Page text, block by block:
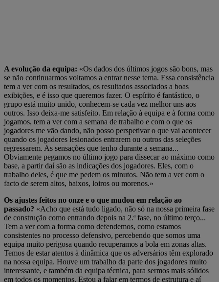
A evolução da equipa: «Os dados dos últimos jogos são bons, mas
se não continuarmos voltamos a entrar nesse tema. Essa consistência
tem a ver com os resultados, os resultados associados a boas
exibições, e é isso que queremos fazer. O espírito é fantástico, o
grupo está muito unido, conhecem-se cada vez melhor uns aos
outros. Isso deixa-me satisfeito. Em relação à equipa e à forma como
jogamos, tem a ver com a semana de trabalho e com o que os
jogadores me vão dando, não posso perspetivar o que vai acontecer
quando os jogadores lesionados entrarem ou outros das seleções
regressarem. As sensações que tenho durante a semana...
Obviamente pegamos no último jogo para dissecar ao máximo como
base, a partir daí são as indicações dos jogadores. Eles, com o
trabalho deles, é que me pedem os minutos. Não tem a ver com o
facto de serem altos, baixos, loiros ou morenos.»
Os ajustes feitos no onze e o que mudou em relação ao
passado? «Acho que está tudo ligado, não só na nossa primeira fase
de construção como entrando depois na 2.ª fase, no último terço...
Tem a ver com a forma como defendemos, como estamos
consistentes no processo defensivo, percebendo que somos uma
equipa muito perigosa quando recuperamos a bola em zonas altas.
Temos de estar atentos à dinâmica que os adversários têm explorado
na nossa equipa. Houve um trabalho da parte dos jogadores muito
interessante, e também da equipa técnica, para sermos mais sólidos
em todos os momentos. Estou a falar em termos de estrutura e aí